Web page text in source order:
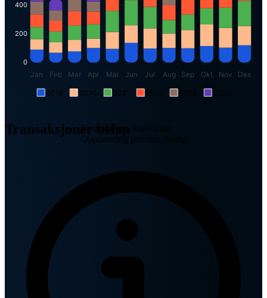
2019 2020 2021
400
200
0
Jan Feb Mar Apr Mai Jun Jul Aug Sep Okt Nov Des
Transaksjoner beløp
Grunnboken, kartverket
Oppdatering periode: daglig